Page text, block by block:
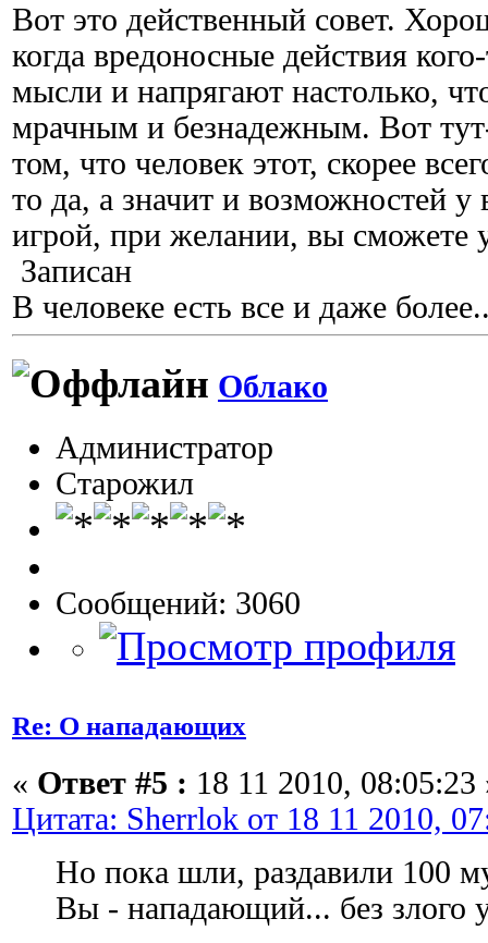
Вот это действенный совет.
когда вредоносные действия
мысли и напрягают настолько,
мрачным и безнадежным. Вот
том, что человек этот, скорее
то да, а значит и возможностей у
игрой, при желании, вы сможете
Записан
В человеке есть все и даже
Облако
Администратор
Старожил
Сообщений: 3060
Re: О нападающих
« Ответ #5 : 18 11 2010, 08:05:23
Цитата: Sherrlok от 18 11 2010,
Но пока шли, раздавили 100
Вы - нападающий... без злого